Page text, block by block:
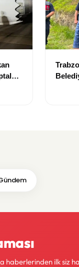
haberlerinden ilk siz